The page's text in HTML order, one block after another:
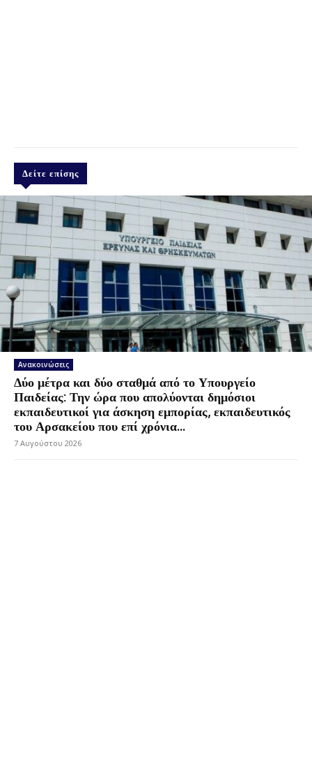
Δείτε επίσης
Ανακοινώσεις
Δύο μέτρα και δύο σταθμά από το Υπουργείο
Παιδείας: Την ώρα που απολύονται δημόσιοι
εκπαιδευτικοί για άσκηση εμπορίας, εκπαιδευτικός
του Αρσακείου που επί χρόνια...
7 Αυγούστου 2026